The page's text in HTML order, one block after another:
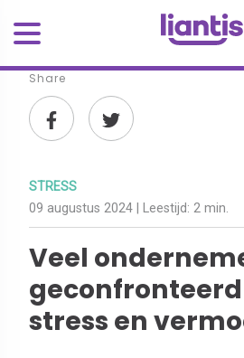
Share
STRESS
09 augustus 2024 | Leestijd: 2 min.
Veel
stress en